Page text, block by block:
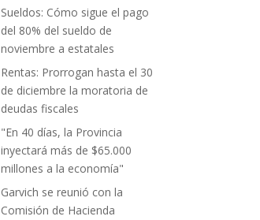
Sueldos: Cómo sigue el pago
del 80% del sueldo de
noviembre a estatales
Rentas: Prorrogan hasta el 30
de diciembre la moratoria de
deudas fiscales
"En 40 días, la Provincia
inyectará más de $65.000
millones a la economía"
Garvich se reunió con la
Comisión de Hacienda